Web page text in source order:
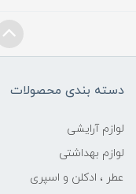
دسته بندی محصولات
لوازم آرایشی
لوازم بهداشتی
عطر ، ادکلن و اسپری